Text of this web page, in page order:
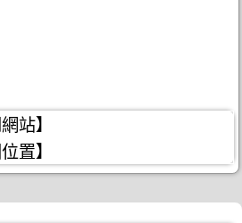
站】
置】